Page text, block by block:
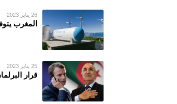
26 يناير 2023
المغرب
25 يناير 2023
قرار